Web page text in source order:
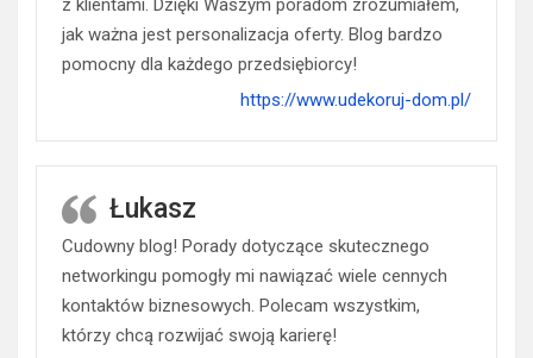
z klientami. Dzięki Waszym poradom zrozumiałem,
jak ważna jest personalizacja oferty. Blog bardzo
pomocny dla każdego przedsiębiorcy!
https://www.udekoruj-dom.pl/
Łukasz
Cudowny blog! Porady dotyczące skutecznego
networkingu pomogły mi nawiązać wiele cennych
kontaktów biznesowych. Polecam wszystkim,
którzy chcą rozwijać swoją karierę!